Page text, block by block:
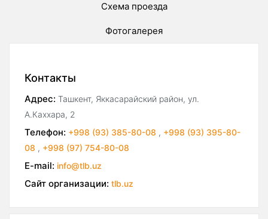
Схема проезда
Фотогалерея
Контакты
Адрес: Ташкент, Яккасарайский район, ул.
А.Каххара, 2
Телефон: +998 (93) 385-80-08 , +998 (93) 395-80-
08 , +998 (97) 754-80-08
E-mail: info@tlb.uz
Сайт организации: tlb.uz